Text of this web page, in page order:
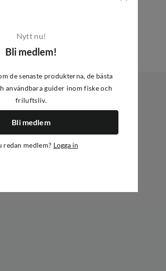
Nytt nu!
Bli medlem!
de senaste produkterna, de bästa
användbara guider inom fiske och
friluftsliv.
Bli medlem
redan medlem? Logga in